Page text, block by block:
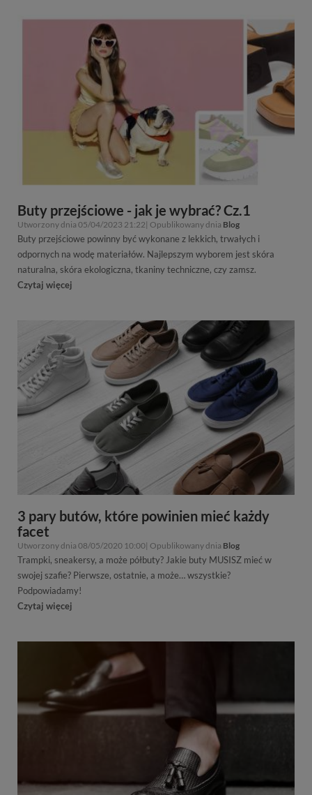
Buty przejściowe - jak je wybrać? Cz.1
Utworzony dnia 05/04/2023 21:22| Opublikowany dnia Blog
Buty przejściowe powinny być wykonane z lekkich, trwałych i
odpornych na wodę materiałów. Najlepszym wyborem jest skóra
naturalna, skóra ekologiczna, tkaniny techniczne, czy zamsz.
Czytaj więcej
3 pary butów, które powinien mieć każdy
facet
Utworzony dnia 08/05/2020 10:00| Opublikowany dnia Blog
Trampki, sneakersy, a może półbuty? Jakie buty MUSISZ mieć w
swojej szafie? Pierwsze, ostatnie, a może… wszystkie?
Podpowiadamy!
Czytaj więcej